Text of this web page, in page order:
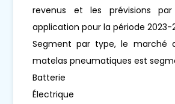
revenus et les prévisions
application pour la période 2023-
Segment par type, le marché
matelas pneumatiques est
Batterie
Électrique